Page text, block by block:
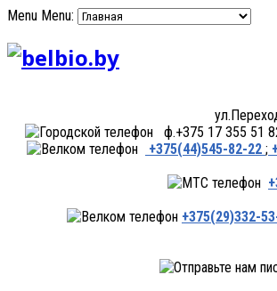
Menu Menu:
ф.+375 17 355 51
+375(44)545-82-22 ;
+375(29)332-